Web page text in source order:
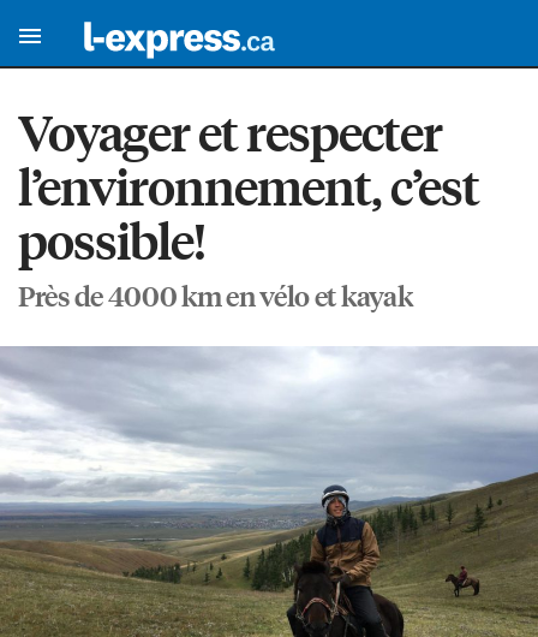
Voyager et respecter
l’environnement, c’est
possible!
Près de 4000 km en vélo et kayak